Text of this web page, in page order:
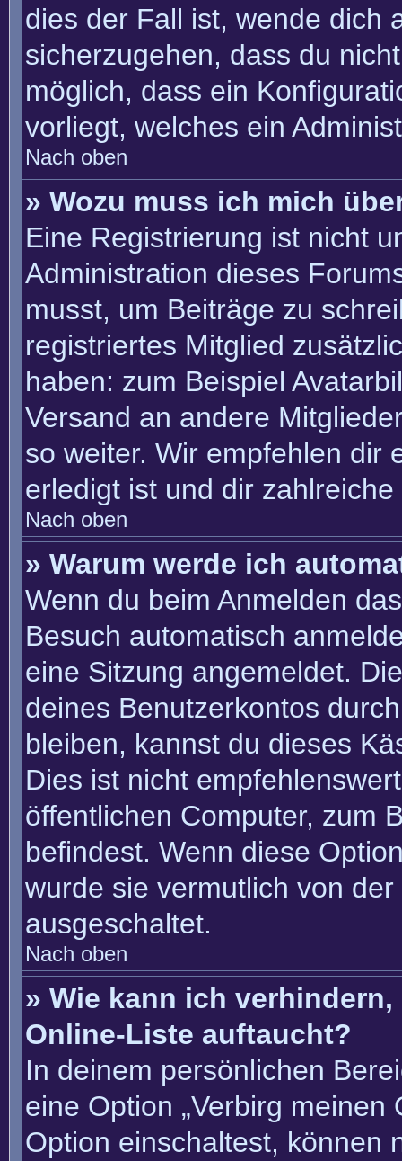
dies der Fall ist, wende dich
sicherzugehen, dass du
möglich, dass ein
vorliegt, welches ein
Nach oben
» Wozu muss ich mich
Eine Registrierung ist nicht
Administration dieses
musst, um Beiträge zu
registriertes Mitglied
haben: zum Beispiel
Versand an andere
so weiter. Wir empfehlen dir
erledigt ist und dir
Nach oben
» Warum werde ich
Wenn du beim Anmelden
Besuch automatisch
eine Sitzung angemeldet.
deines Benutzerkontos
bleiben, kannst du dieses
Dies ist nicht
öffentlichen Computer, zum
befindest. Wenn diese
wurde sie vermutlich von
ausgeschaltet.
Nach oben
» Wie kann ich
Online-Liste auftaucht?
In deinem persönlichen
eine Option „Verbirg meinen
Option einschaltest, können